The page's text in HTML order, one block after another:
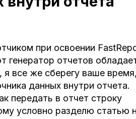
при освоении
генератор отчетов
все же сберегу ваше время,
данных внутри отчета.
передать в отчет строку
условно разделю статью